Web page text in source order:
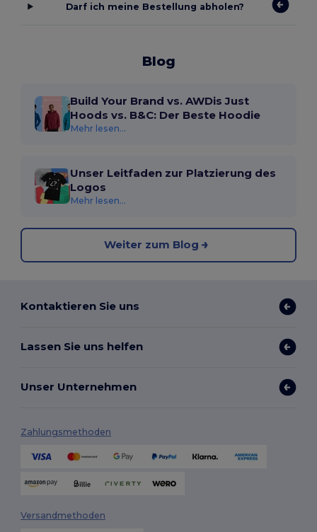
Darf ich meine Bestellung abholen?
Blog
Build Your Brand vs. AWDis Just
Hoods vs. B&C: Der Beste Hoodie
Mehr lesen...
Unser Leitfaden zur Platzierung des
Logos
Mehr lesen...
Weiter zum Blog
Kontaktieren Sie uns
Lassen Sie uns helfen
Unser Unternehmen
Zahlungsmethoden
Versandmethoden